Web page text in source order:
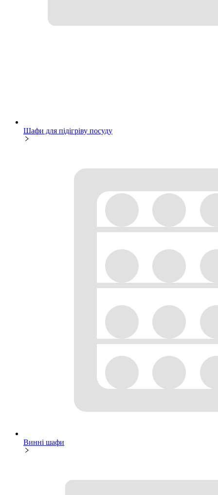
Шафи для підігріву посуду
Винні шафи